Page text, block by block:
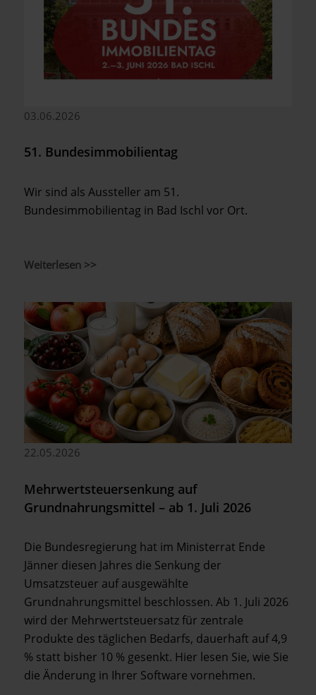
03.06.2026
51. Bundesimmobilientag
Wir sind als Aussteller am 51.
Bundesimmobilientag in Bad Ischl vor Ort.
Weiterlesen >>
22.05.2026
Mehrwertsteuersenkung auf
Grundnahrungsmittel – ab 1. Juli 2026
Die Bundesregierung hat im Ministerrat Ende
Jänner diesen Jahres die Senkung der
Umsatzsteuer auf ausgewählte
Grundnahrungsmittel beschlossen. Ab 1. Juli 2026
wird der Mehrwertsteuersatz für zentrale
Produkte des täglichen Bedarfs, dauerhaft auf 4,9
% statt bisher 10 % gesenkt. Hier lesen Sie, wie Sie
die Änderung in Ihrer Software vornehmen.